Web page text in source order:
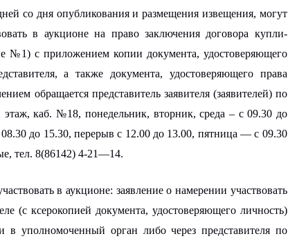
со дня опубликования и размещения извещения, могут
в аукционе на право заключения договора купли-
№1) с приложением копии документа, удостоверяющего
а также документа, удостоверяющего права
обращается представитель заявителя (заявителей) по
этаж, каб. №18, понедельник, вторник, среда – с 09.30 до
до 15.30, перерыв с 12.00 до 13.00, пятница — с 09.30
тел. 8(86142) 4-21—14.
в аукционе: заявление о намерении участвовать
(с ксерокопией документа, удостоверяющего личность)
в уполномоченный орган либо через представителя по